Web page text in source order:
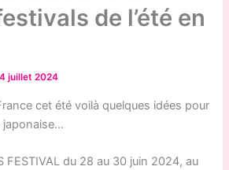
de l’été en
juillet 2024
cet été voilà quelques idées pour
japonaise…
FESTIVAL du 28 au 30 juin 2024, au